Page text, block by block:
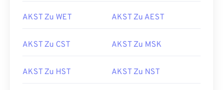
AKST Zu WET AKST Zu AEST
AKST Zu CST AKST Zu MSK
AKST Zu HST AKST Zu NST